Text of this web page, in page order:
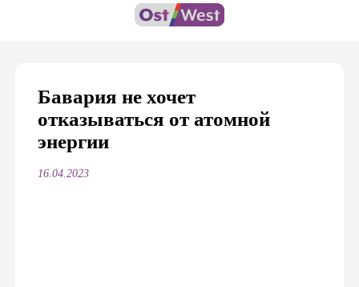
Бавария не хочет
отказываться от атомной
энергии
16.04.2023